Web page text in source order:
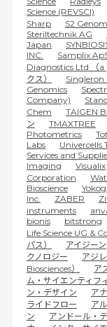
Science (REVSCI)
Sharp
S2
Steriltechnik AG
Japan
INC.
Samplix
Diagnostics Ltd （a
クス）
Singleron
Genomics
Company)
Chem
TAIGEN
ン
TMAXTREE
Photometrics
Labs
Univercells
Services and
Imaging
Visualix
Corporation
Bioscience
Inc.
ZABER
instruments
bionis
bitstrong
Life Science UG &
パス）
アイジーン
クノロジー
アジ
Biosciences）
ア
ム・サイエンティフ
ン・デザイン
ア
ライドフロー
ア
ン
アンドール・